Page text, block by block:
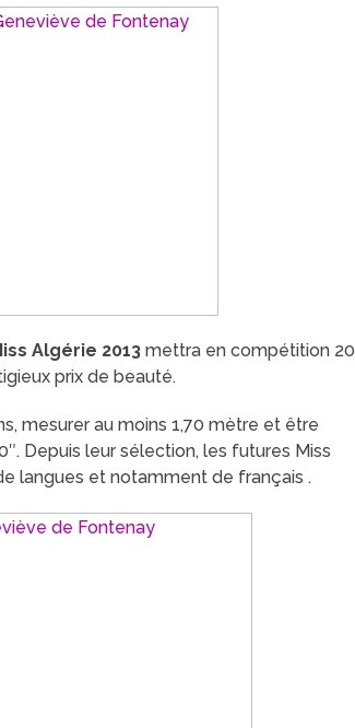
Algérie 2013 mettra en compétition 20
prix de beauté.
mesurer au moins 1,70 mètre et être
Depuis leur sélection, les futures Miss
langues et notamment de français .